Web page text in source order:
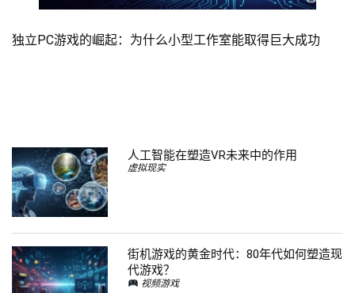
独立PC游戏的崛起：为什么小型工作室能取得巨大成功
人工智能在塑造VR未来中的作用
虚拟现实
街机游戏的黄金时代：80年代如何塑造现
代游戏？
视频游戏